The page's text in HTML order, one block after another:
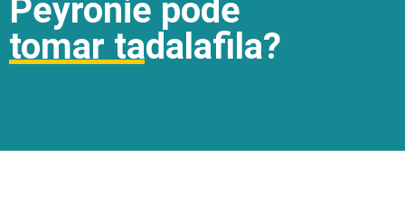
Peyronie pode
tomar tadalafila?